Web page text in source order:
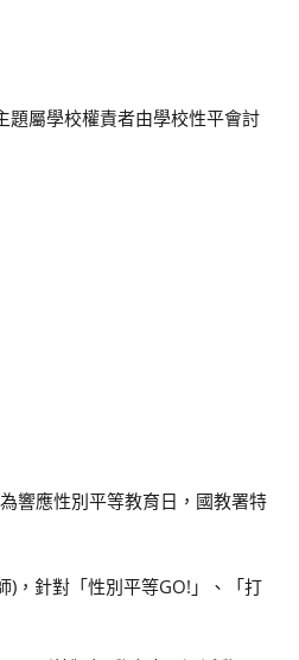
題屬學校權責者由學校性平會討
響應性別平等教育日，國教署特
)，針對「性別平等GO!」、「打